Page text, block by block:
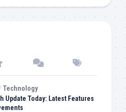
/Technology
Update Today: Latest Features